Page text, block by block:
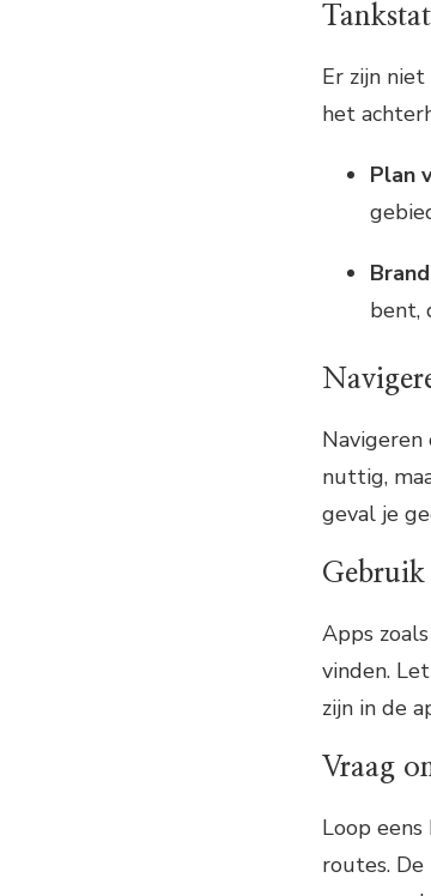
Er zijn
het
Plan
bent,
Navigeren
nuttig,
geval je
Apps
vinden.
zijn in de
Vraag
Loop
routes.